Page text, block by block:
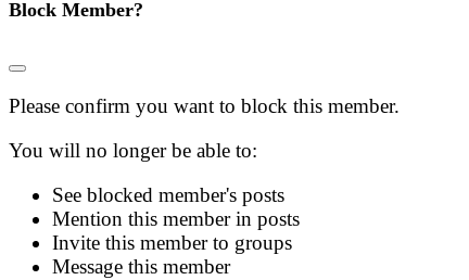
Block Member?
Please confirm you want to block this member.
You will no longer be able to:
See blocked member's posts
Mention this member in posts
Invite this member to groups
Message this member